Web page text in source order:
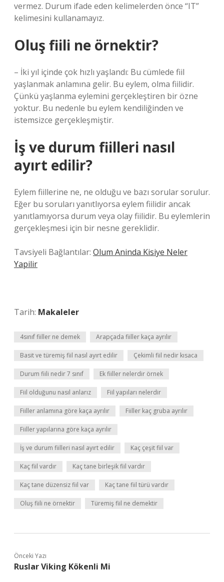
vermez. Durum ifade eden kelimelerden önce “IT”
kelimesini kullanamayız.
Oluş fiili ne örnektir?
– İki yıl içinde çok hızlı yaşlandı: Bu cümlede fiil
yaşlanmak anlamına gelir. Bu eylem, olma fiilidir.
Çünkü yaşlanma eylemini gerçekleştiren bir özne
yoktur. Bu nedenle bu eylem kendiliğinden ve
istemsizce gerçekleşmiştir.
İş ve durum fiilleri nasıl
ayırt edilir?
Eylem fiillerine ne, ne olduğu ve bazı sorular sorulur.
Eğer bu soruları yanıtlıyorsa eylem fiilidir ancak
yanıtlamıyorsa durum veya olay fiilidir. Bu eylemlerin
gerçekleşmesi için bir nesne gereklidir.
Tavsiyeli Bağlantılar: Olum Aninda Kisiye Neler
Yapilir
Tarih: Makaleler
4sınıf fiiller ne demek Arapçada fiiller kaça ayrılır
Basit ve türemiş fiil nasıl ayırt edilir Çekimli fiil nedir kısaca
Durum fiili nedir 7 sınıf Ek fiiller nelerdir örnek
Fiil olduğunu nasıl anlarız Fiil yapıları nelerdir
Fiiller anlamına göre kaça ayrılır Fiiller kaç gruba ayrılır
Fiiller yapılarına göre kaça ayrılır
İş ve durum fiilleri nasıl ayırt edilir Kaç çeşit fiil var
Kaç fiil vardır Kaç tane birleşik fiil vardır
Kaç tane düzensiz fiil var Kaç tane fiil türü vardır
Oluş fiili ne örnektir Türemiş fiil ne demektir
Önceki Yazı
Ruslar Viking Kökenli Mi